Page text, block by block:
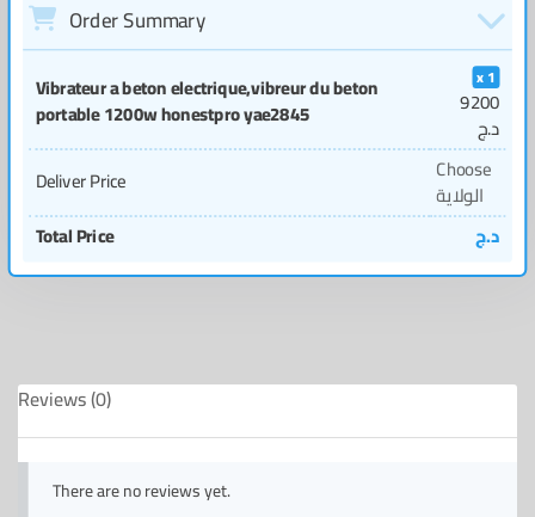
Order Summary
Vibrateur a beton electrique,vibreur du beton
portable 1200w honestpro yae2845
1
9200
د.ج
Deliver Price
Choose
الولاية
Total Price
د.ج
Reviews (0)
There are no reviews yet.